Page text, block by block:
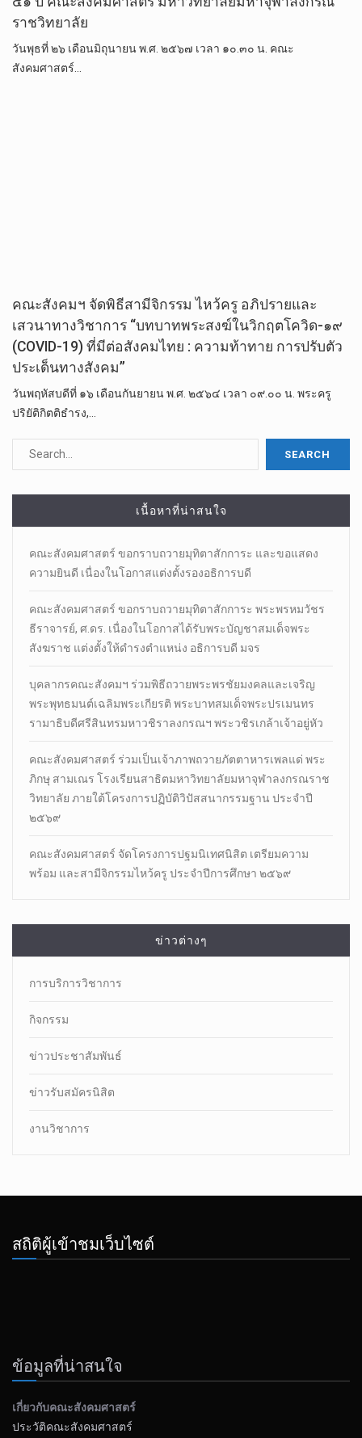
ราชวิทยาลัย
วันพุธที่ ๒๖ เดือนมิถุนายน พ.ศ. ๒๕๖๗ เวลา ๑๐.๓๐ น. คณะ
สังคมศาสตร์…
คณะสังคมฯ จัดพิธีสามีจิกรรม ไหว้ครู อภิปรายและ
เสวนาทางวิชาการ “บทบาทพระสงฆ์ในวิกฤตโควิด-๑๙
(COVID-19) ที่มีต่อสังคมไทย : ความท้าทาย การปรับตัว
ประเด็นทางสังคม”
วันพฤหัสบดีที่ ๑๖ เดือนกันยายน พ.ศ. ๒๕๖๔ เวลา ๐๙.๐๐ น. พระครู
ปริยัติกิตติธำรง,…
เนื้อหาที่น่าสนใจ
คณะสังคมศาสตร์ ขอกราบถวายมุทิตาสักการะ และขอแสดง
ความยินดี เนื่องในโอกาสแต่งตั้งรองอธิการบดี
คณะสังคมศาสตร์ ขอกราบถวายมุทิตาสักการะ พระพรหมวัชร
ธีราจารย์, ศ.ดร. เนื่องในโอกาสได้รับพระบัญชาสมเด็จพระ
สังฆราช แต่งตั้งให้ดำรงตำแหน่ง อธิการบดี มจร
บุคลากรคณะสังคมฯ ร่วมพิธีถวายพระพรชัยมงคลและเจริญ
พระพุทธมนต์เฉลิมพระเกียรติ พระบาทสมเด็จพระปรเมนทร
รามาธิบดีศรีสินทรมหาวชิราลงกรณฯ พระวชิรเกล้าเจ้าอยู่หัว
คณะสังคมศาสตร์ ร่วมเป็นเจ้าภาพถวายภัตตาหารเพลแด่ พระ
ภิกษุ สามเณร โรงเรียนสาธิตมหาวิทยาลัยมหาจุฬาลงกรณราช
วิทยาลัย ภายใต้โครงการปฏิบัติวิปัสสนากรรมฐาน ประจำปี
๒๕๖๙
คณะสังคมศาสตร์ จัดโครงการปฐมนิเทศนิสิต เตรียมความ
พร้อม และสามีจิกรรมไหว้ครู ประจำปีการศึกษา ๒๕๖๙
ข่าวต่างๆ
การบริการวิชาการ
กิจกรรม
ข่าวประชาสัมพันธ์
ข่าวรับสมัครนิสิต
งานวิชาการ
สถิติผู้เข้าชมเว็บไซต์
ข้อมูลที่น่าสนใจ
เกี่ยวกับคณะสังคมศาสตร์
ประวัติคณะสังคมศาสตร์